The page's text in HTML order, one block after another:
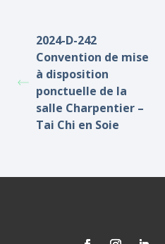
2024-D-242
Convention de mise
à disposition
ponctuelle de la
salle Charpentier –
Tai Chi en Soie